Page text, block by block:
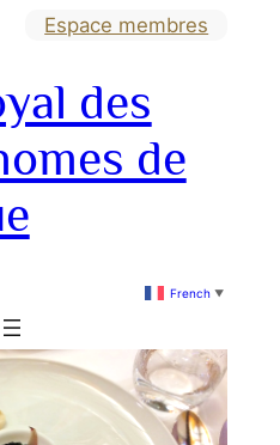
Espace membres
des
de
French ▼